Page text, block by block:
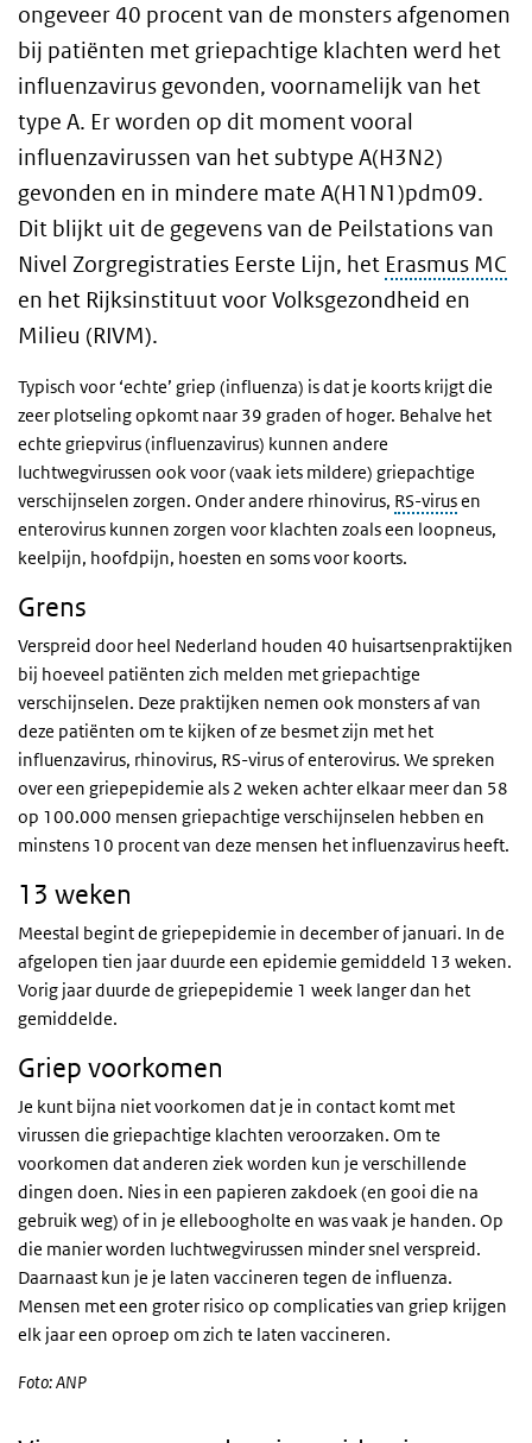
ongeveer 40 procent van de monsters afgenomen
bij patiënten met griepachtige klachten werd het
influenzavirus gevonden, voornamelijk van het
type A. Er worden op dit moment vooral
influenzavirussen van het subtype A(H3N2)
gevonden en in mindere mate A(H1N1)pdm09.
Dit blijkt uit de gegevens van de Peilstations van
Nivel Zorgregistraties Eerste Lijn, het Erasmus MC
en het Rijksinstituut voor Volksgezondheid en
Milieu (RIVM).
Typisch voor ‘echte’ griep (influenza) is dat je koorts krijgt die
zeer plotseling opkomt naar 39 graden of hoger. Behalve het
echte griepvirus (influenzavirus) kunnen andere
luchtwegvirussen ook voor (vaak iets mildere) griepachtige
verschijnselen zorgen. Onder andere rhinovirus, RS-virusen
enterovirus kunnen zorgen voor klachten zoals een loopneus,
keelpijn, hoofdpijn, hoesten en soms voor koorts.
Grens
Verspreid door heel Nederland houden 40 huisartsenpraktijken
bij hoeveel patiënten zich melden met griepachtige
verschijnselen. Deze praktijken nemen ook monsters af van
deze patiënten om te kijken of ze besmet zijn met het
influenzavirus, rhinovirus, RS-virus of enterovirus. We spreken
over een griepepidemie als 2 weken achter elkaar meer dan 58
op 100.000 mensen griepachtige verschijnselen hebben en
minstens 10 procent van deze mensen het influenzavirus heeft.
13 weken
Meestal begint de griepepidemie in december of januari. In de
afgelopen tien jaar duurde een epidemie gemiddeld 13 weken.
Vorig jaar duurde de griepepidemie 1 week langer dan het
gemiddelde.
Griep voorkomen
Je kunt bijna niet voorkomen dat je in contact komt met
virussen die griepachtige klachten veroorzaken. Om te
voorkomen dat anderen ziek worden kun je verschillende
dingen doen. Nies in een papieren zakdoek (en gooi die na
gebruik weg) of in je elleboogholte en was vaak je handen. Op
die manier worden luchtwegvirussen minder snel verspreid.
Daarnaast kun je je laten vaccineren tegen de influenza.
Mensen met een groter risico op complicaties van griep krijgen
elk jaar een oproep om zich te laten vaccineren.
Foto: ANP